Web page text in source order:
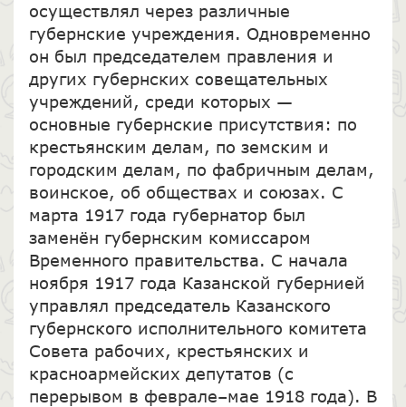
осуществлял через различные
губернские учреждения. Одновременно
он был председателем правления и
других губернских совещательных
учреждений, среди которых —
основные губернские присутствия: по
крестьянским делам, по земским и
городским делам, по фабричным делам,
воинское, об обществах и союзах. С
марта 1917 года губернатор был
заменён губернским комиссаром
Временного правительства. С начала
ноября 1917 года Казанской губернией
управлял председатель Казанского
губернского исполнительного комитета
Совета рабочих, крестьянских и
красноармейских депутатов (с
перерывом в феврале–мае 1918 года). В